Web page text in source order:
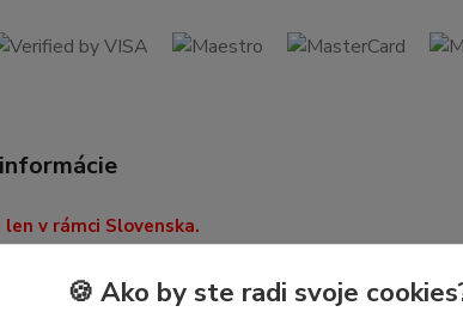
len v rámci Slovenska.
nás neváhajte
adrese🍪 Ako by ste radi svoje